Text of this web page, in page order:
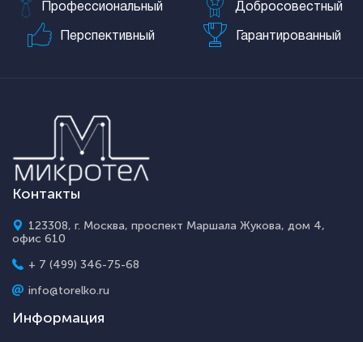
Профессиональный Добросовестный
Перспективный Гарантированный
Контакты
123308, г. Москва, проспект Маршала Жукова, дом 4,
офис 610
+ 7 (499) 346-75-68
info@torelko.ru
Информация